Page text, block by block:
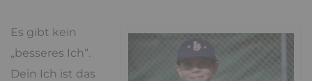
Es gibt kein
„besseres Ich“.
Dein Ich ist das